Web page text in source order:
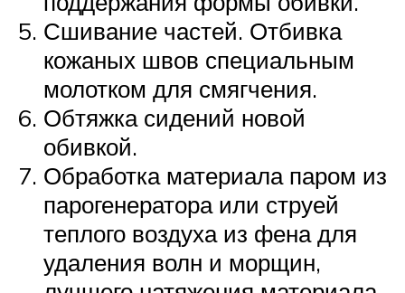
Сшивание частей. Отбивка
кожаных швов специальным
молотком для смягчения.
Обтяжка сидений новой
обивкой.
Обработка материала паром из
парогенератора или струей
теплого воздуха из фена для
удаления волн и морщин,